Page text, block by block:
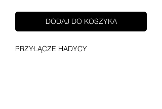
DODAJ DO KOSZYKA
PRZYŁĄCZE HADYCY